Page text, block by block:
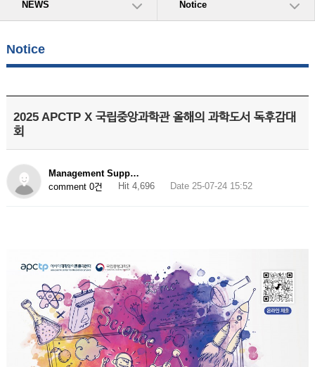
NEWS Notice
Notice
2025 APCTP X 국립중앙과학관 올해의 과학도서 독후감대
회
Management Supp…
comment 0건
Hit 4,696 Date 25-07-24 15:52